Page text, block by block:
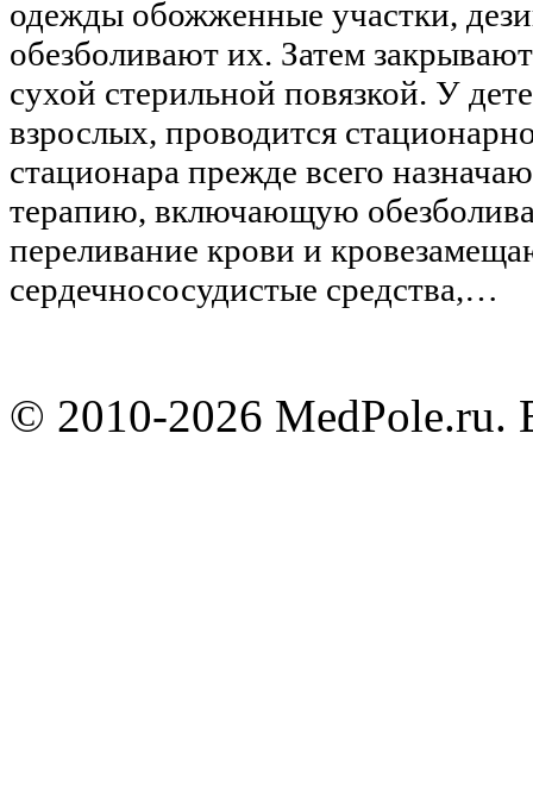
одежды обожженные участки,
обезболивают их. Затем
сухой стерильной повязкой. У
взрослых, проводится
стационара прежде всего
терапию, включающую
переливание крови и
сердечнососудистые средства,…
© 2010-2026 MedPole.ru.